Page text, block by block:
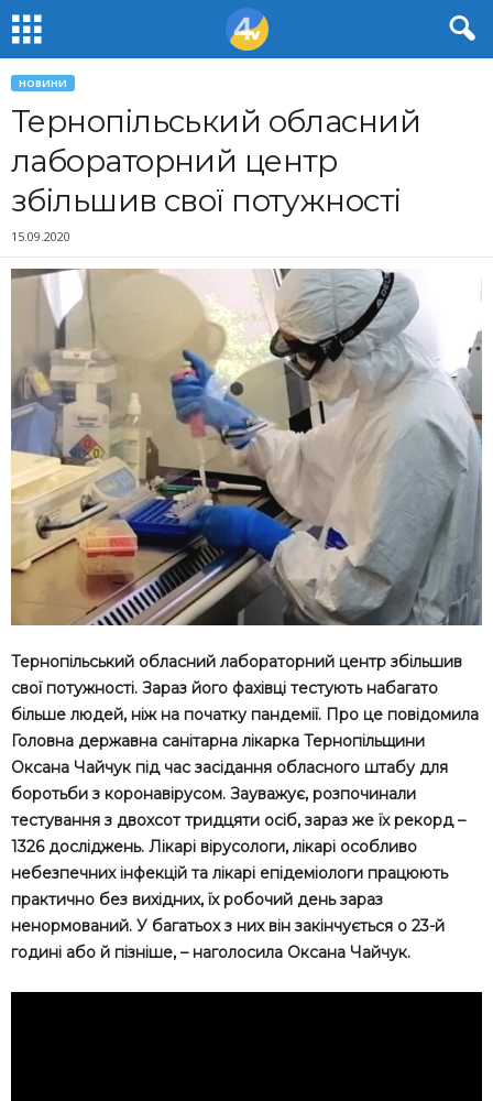
НОВИНИ
Тернопільський обласний
лабораторний центр
збільшив свої потужності
15.09.2020
Тернопільський обласний лабораторний центр збільшив
свої потужності. Зараз його фахівці тестують набагато
більше людей, ніж на початку пандемії. Про це повідомила
Головна державна санітарна лікарка Тернопільщини
Оксана Чайчук під час засідання обласного штабу для
боротьби з коронавірусом. Зауважує, розпочинали
тестування з двохсот тридцяти осіб, зараз же їх рекорд –
1326 досліджень. Лікарі вірусологи, лікарі особливо
небезпечних інфекцій та лікарі епідеміологи працюють
практично без вихідних, їх робочий день зараз
ненормований. У багатьох з них він закінчується о 23-й
годині або й пізніше, – наголосила Оксана Чайчук.